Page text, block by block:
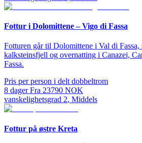
Fottur i Dolomittene – Vigo di Fassa
Fotturen går til Dolomittene i Val di Fassa,
kalksteinsfjell og overnatting i Canazei,
Fassa.
Pris per person i delt dobbeltrom
8 dager Fra 23790 NOK
vanskelighetsgrad 2, Middels
Fottur på østre Kreta